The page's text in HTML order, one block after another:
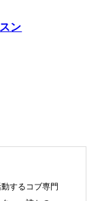
ン
するコブ専門